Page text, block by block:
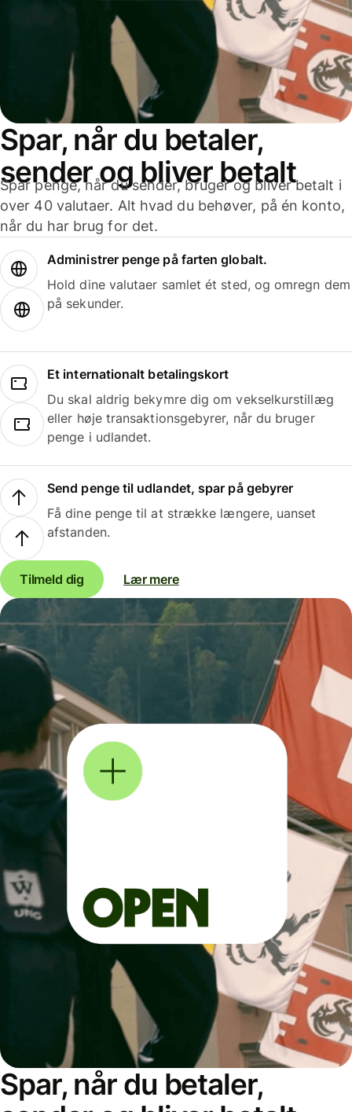
Spar, når du betaler,
sender og bliver betalt
Spar penge, når du sender, bruger og bliver betalt i
over 40 valutaer. Alt hvad du behøver, på én konto,
når du har brug for det.
Administrer penge på farten globalt.
Hold dine valutaer samlet ét sted, og omregn dem
på sekunder.
Et internationalt betalingskort
Du skal aldrig bekymre dig om vekselkurstillæg
eller høje transaktionsgebyrer, når du bruger
penge i udlandet.
Send penge til udlandet, spar på gebyrer
Få dine penge til at strække længere, uanset
afstanden.
Tilmeld dig Lær mere
Spar, når du betaler,